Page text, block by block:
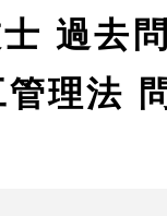
過去問
理法